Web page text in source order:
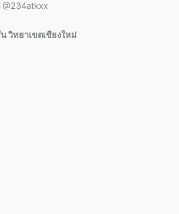
@234atkxx
วิทยาเขตเชียงใหม่